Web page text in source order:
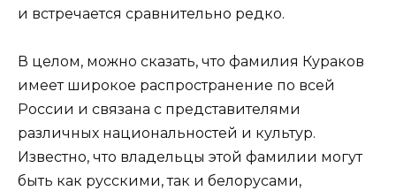
и встречается сравнительно редко.
В целом, можно сказать, что фамилия Кураков
имеет широкое распространение по всей
России и связана с представителями
различных национальностей и культур.
Известно, что владельцы этой фамилии могут
быть как русскими, так и белорусами,